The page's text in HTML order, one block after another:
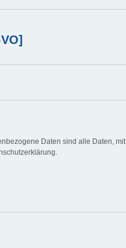
Daten sind alle Daten, mit